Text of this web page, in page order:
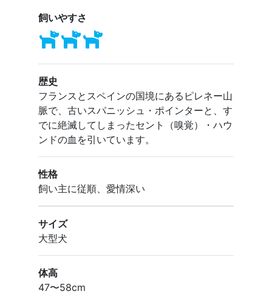
飼いやすさ
歴史
フランスとスペインの国境にあるピレネー山
脈で、古いスパニッシュ・ポインターと、す
でに絶滅してしまったセント（嗅覚）・ハウ
ンドの血を引いています。
性格
飼い主に従順、愛情深い
サイズ
大型犬
体高
47〜58cm